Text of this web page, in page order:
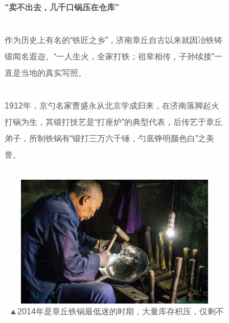
“卖不出去，几千口锅压在仓库”
作为历史上有名的“铁匠之乡”，济南章丘自古以来就因冶铁铸
锻闻名遐迩。“一人生火，全家打铁；祖辈相传，子孙续接”一
直是当地的真实写照。
1912年，京勺名家曹盛永从北京学成归来，在济南落脚起火
打锅为生，其锻打技艺是“打座炉”的典型代表，后传艺于章丘
弟子，所制铁锅有“锻打三万六千锤，勺底铮明颜色白”之美
誉。
▲2014年是章丘铁锅最低迷的时期，大量库存积压，仅剩不